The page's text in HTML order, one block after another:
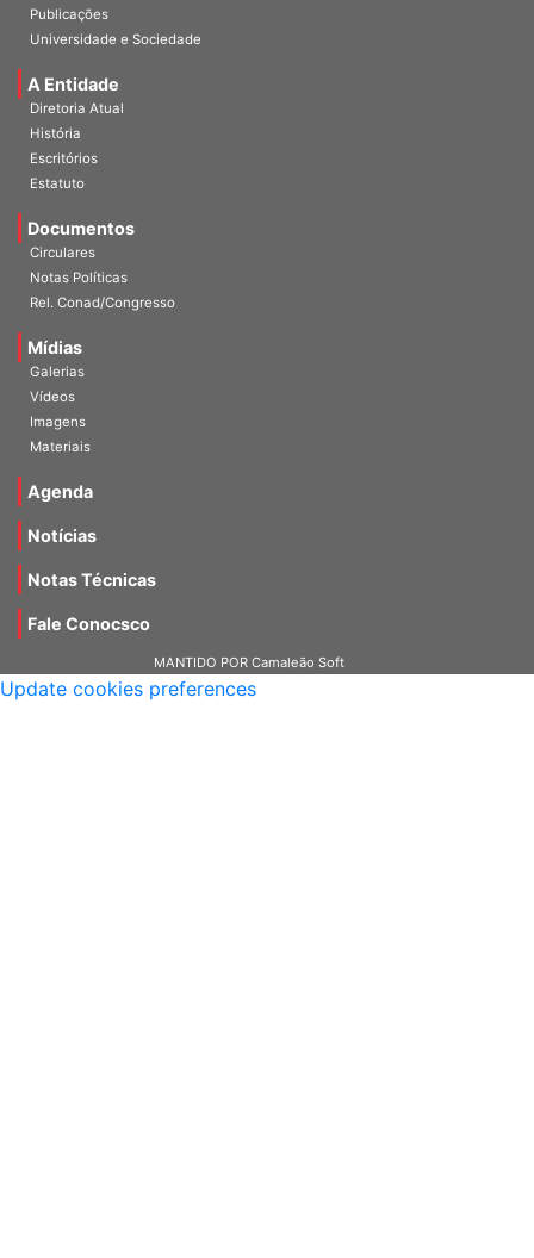
Publicações
Universidade e Sociedade
A Entidade
Diretoria Atual
História
Escritórios
Estatuto
Documentos
Circulares
Notas Políticas
Rel. Conad/Congresso
Mídias
Galerias
Vídeos
Imagens
Materiais
Agenda
Notícias
Notas Técnicas
Fale Conocsco
MANTIDO POR Camaleão Soft
Update cookies preferences